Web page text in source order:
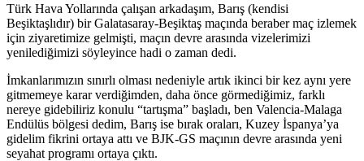
Türk Hava Yollarında çalışan arkadaşım, Barış (kendisi
Beşiktaşlıdır) bir Galatasaray-Beşiktaş maçında beraber maç izlemek
için ziyaretimize gelmişti, maçın devre arasında vizelerimizi
yenilediğimizi söyleyince hadi o zaman dedi.
İmkanlarımızın sınırlı olması nedeniyle artık ikinci bir kez aynı yere
gitmemeye karar verdiğimden, daha önce görmediğimiz, farklı
nereye gidebiliriz konulu “tartışma” başladı, ben Valencia-Malaga
Endülüs bölgesi dedim, Barış ise bırak oraları, Kuzey İspanya’ya
gidelim fikrini ortaya attı ve BJK-GS maçının devre arasında yeni
seyahat programı ortaya çıktı.